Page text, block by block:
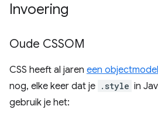
Invoering
Oude CSSOM
CSS heeft al jaren een objectmodel
nog, elke keer dat je .style in
gebruik je het: